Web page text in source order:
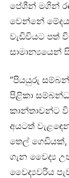
පේශීන් මගින්
වෙන්නේ
වැඩිවියට පත්
සාමාන්‍යයෙන්
“පියයුරු
පිළිකා
කාන්තාවන්ට
අයටත්
තෙල් ගෙඩියක්,
ගැන වෛද්‍ය
වෛද්‍යවරිය